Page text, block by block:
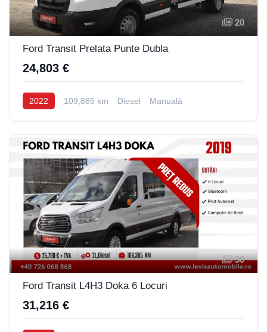
20
Ford Transit Prelata Punte Dubla
24,803 €
2022 109,885 km Diesel Manuală
30
Ford Transit L4H3 Doka 6 Locuri
31,216 €